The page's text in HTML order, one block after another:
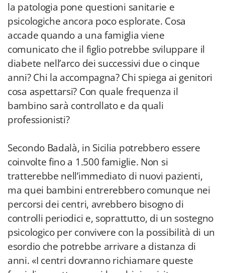
la patologia pone questioni sanitarie e
psicologiche ancora poco esplorate. Cosa
accade quando a una famiglia viene
comunicato che il figlio potrebbe sviluppare il
diabete nell’arco dei successivi due o cinque
anni? Chi la accompagna? Chi spiega ai genitori
cosa aspettarsi? Con quale frequenza il
bambino sarà controllato e da quali
professionisti?
Secondo Badalà, in Sicilia potrebbero essere
coinvolte fino a 1.500 famiglie. Non si
tratterebbe nell’immediato di nuovi pazienti,
ma quei bambini entrerebbero comunque nei
percorsi dei centri, avrebbero bisogno di
controlli periodici e, soprattutto, di un sostegno
psicologico per convivere con la possibilità di un
esordio che potrebbe arrivare a distanza di
anni. «I centri dovranno richiamare queste